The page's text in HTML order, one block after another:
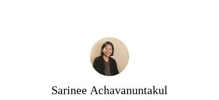
Sarinee Achavanuntakul